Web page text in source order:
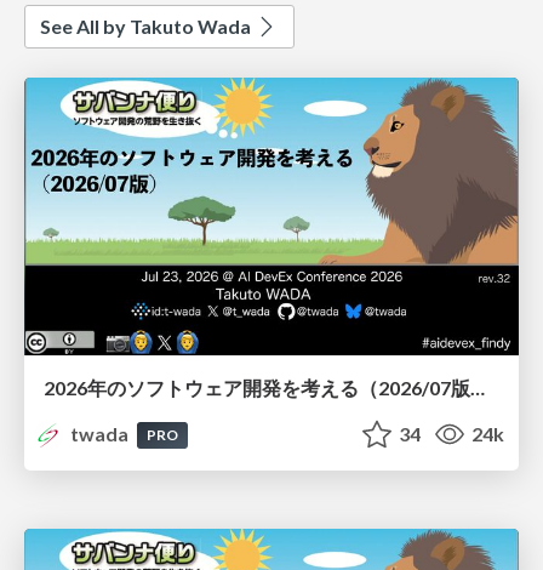
See All by Takuto Wada
2026年のソフトウェア開発を考える（2026/07版） / Agentic Software Engineering 2026-07 Findy Edition
twada
PRO 34 24k